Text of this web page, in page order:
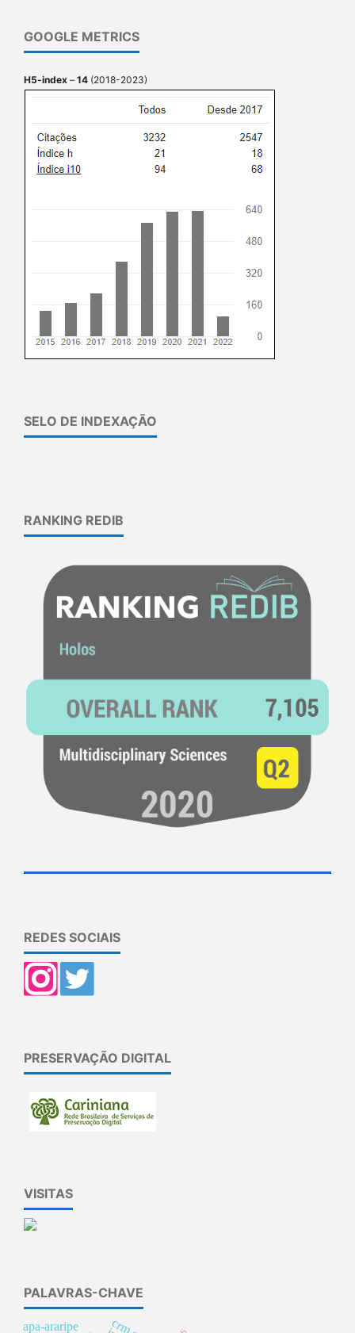
GOOGLE METRICS
H5-index – 14 (2018-2023)
SELO DE INDEXAÇÃO
RANKING REDIB
REDES SOCIAIS
PRESERVAÇÃO DIGITAL
VISITAS
PALAVRAS-CHAVE
apa-araripe